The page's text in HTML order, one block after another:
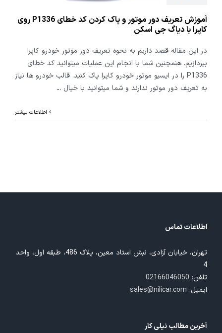
آموزش تعریف دور موتور و پاک کردن کد خطای P1336 روی
کاپرا با دیاگ جی اسکن
در این مقاله قصد داریم به نحوه تعریف دور موتور خودرو کاپرا
بپردازیم. هنمچنین شما با انجام این عملیات میتوانید کد خطای
P1336 را در ایسیو موتور خودرو کاپرا پاک کنید. قالب خودرو ها نیاز
به تعریف دور موتور ندارند و شما میتوانید با خیال ...
اطلاعات بیشتر
اطلاعات تماس
تهران، خیابان آزادی، نبش استاد معین، پلاک 486، طبقه اول، واحد
4
تلفن: 02166046050
ایمیل: sales@nilicar.com
آخرین مطالب نیلی کار